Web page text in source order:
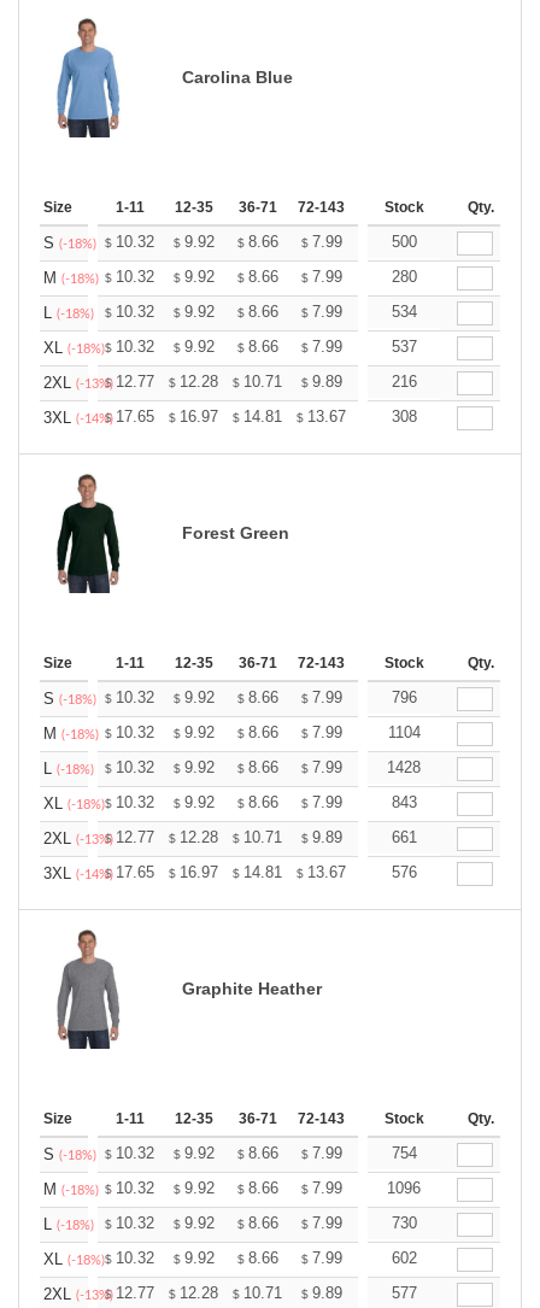
Carolina Blue
Size 1-11 12-35 36-71 72-143 144-287 288 + More
Stock Qty.
S (-18%) $ 10.32 $ 9.92 $ 8.66 $ 7.99 7.59
500
M (-18%) $ 10.32 $ 9.92 $ 8.66 $ 7.99 7.59
280
L (-18%) $ 10.32 $ 9.92 $ 8.66 $ 7.99 7.59
534
XL (-18%)$ 10.32 $ 9.92 $ 8.66 $ 7.99 7.59
537
2XL (-13%)
$ 12.77 $ 12.28 $ 10.71 $ 9.89 9.39
216
3XL (-14%)
$ 17.65 $ 16.97 $ 14.81 $ 13.67 12.98
308
Forest Green
Size 1-11 12-35 36-71 72-143 144-287 288 + More
Stock Qty.
S (-18%) $ 10.32 $ 9.92 $ 8.66 $ 7.99 7.59
796
M (-18%) $ 10.32 $ 9.92 $ 8.66 $ 7.99 7.59
1104
L (-18%) $ 10.32 $ 9.92 $ 8.66 $ 7.99 7.59
1428
XL (-18%)$ 10.32 $ 9.92 $ 8.66 $ 7.99 7.59
843
2XL (-13%)
$ 12.77 $ 12.28 $ 10.71 $ 9.89 9.39
661
3XL (-14%)
$ 17.65 $ 16.97 $ 14.81 $ 13.67 12.98
576
Graphite Heather
Size 1-11 12-35 36-71 72-143 144-287 288 + More
Stock Qty.
S (-18%) $ 10.32 $ 9.92 $ 8.66 $ 7.99 7.59
754
M (-18%) $ 10.32 $ 9.92 $ 8.66 $ 7.99 7.59
1096
L (-18%) $ 10.32 $ 9.92 $ 8.66 $ 7.99 7.59
730
XL (-18%)$ 10.32 $ 9.92 $ 8.66 $ 7.99 7.59
602
2XL (-13%)
$ 12.77 $ 12.28 $ 10.71 $ 9.89 9.39
577